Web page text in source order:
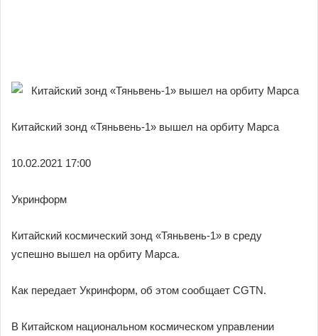
Китайский зонд «Тяньвень-1» вышел на орбиту Марса
10.02.2021 17:00
Укринформ
Китайский космический зонд «Тяньвень-1» в среду
успешно вышел на орбиту Марса.
Как передает Укринформ, об этом сообщает CGTN.
В Китайском национальном космическом управлении